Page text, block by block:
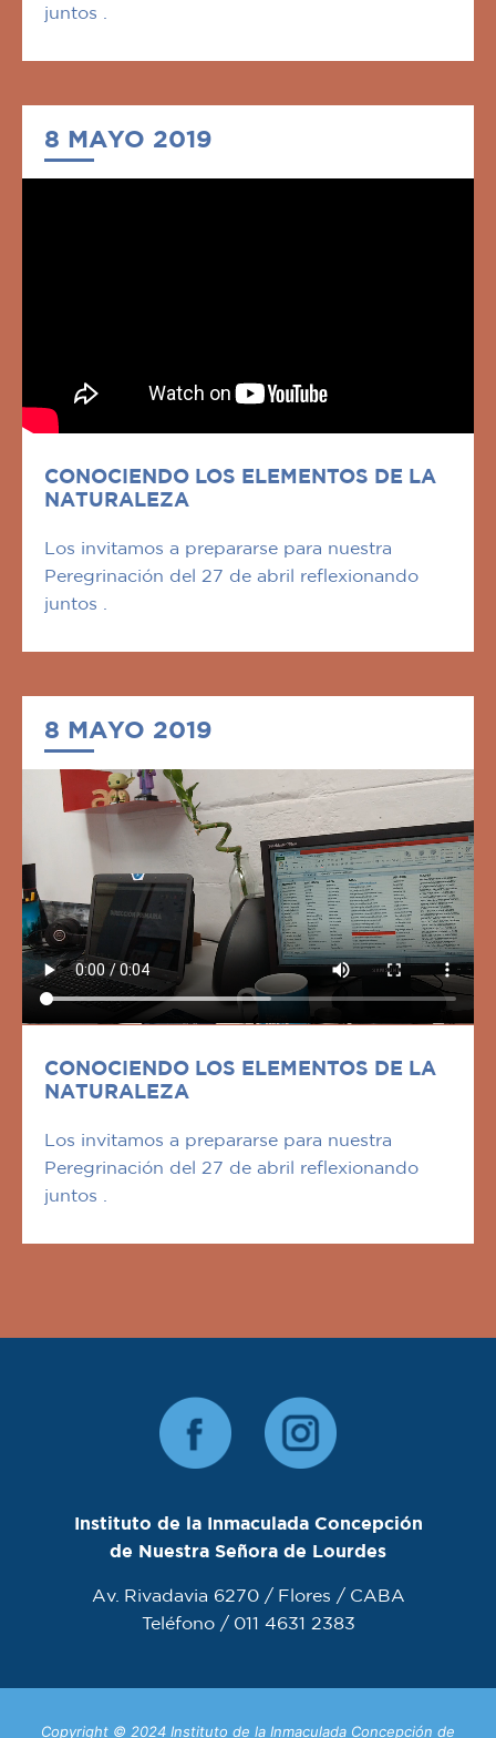
juntos .
8 MAYO 2019
CONOCIENDO LOS ELEMENTOS DE LA
NATURALEZA
Los invitamos a prepararse para nuestra
Peregrinación del 27 de abril reflexionando
juntos .
8 MAYO 2019
CONOCIENDO LOS ELEMENTOS DE LA
NATURALEZA
Los invitamos a prepararse para nuestra
Peregrinación del 27 de abril reflexionando
juntos .
Instituto de la Inmaculada Concepción
de Nuestra Señora de Lourdes
Av. Rivadavia 6270 / Flores / CABA
Teléfono / 011 4631 2383
Copyright © 2024 Instituto de la Inmaculada Concepción de